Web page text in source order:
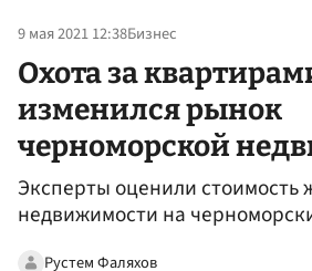
9 мая 2021 12:38Бизнес
Охота за
изменился рынок
черноморской
Эксперты оценили стоимость
недвижимости на
Рустем Фаляхов